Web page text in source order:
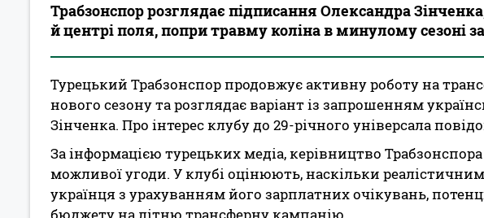
Трабзонспор розглядає підписання Олександра
й центрі поля, попри травму коліна в минулому сезоні
Турецький Трабзонспор продовжує активну роботу на
нового сезону та розглядає варіант із запрошенням
Зінченка. Про інтерес клубу до 29-річного універсала
За інформацією турецьких медіа, керівництво
можливої угоди. У клубі оцінюють, наскільки
українця з урахуванням його зарплатних очікувань,